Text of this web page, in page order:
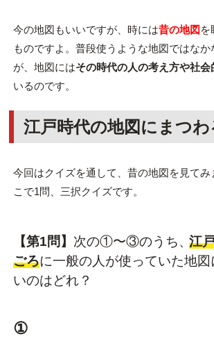
今の地図もいいですが、時には昔の地図 を
ものですよ。普段使うような地図ではな
が、地図にはその時代の人の考え方や社会
いるのです。
江戸時代の地図にまつわ
今回はクイズを通して、昔の地図を見てみ
こで1問、三択クイズです。
【第1問】 次の①〜③のうち、 江
ごろに一般の人が使っていた地
いのはどれ？
①